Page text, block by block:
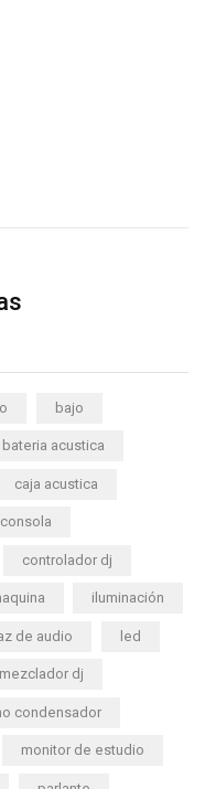
bajo
bateria acustica
caja acustica
consola
controlador dj
iluminación
de audio led
mezclador dj
condensador
monitor de estudio